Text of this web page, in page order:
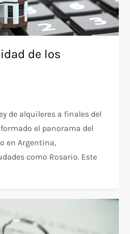
de los
de alquileres a finales del
el panorama del
en Argentina,
como Rosario. Este